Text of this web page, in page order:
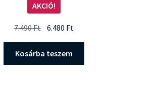
AKCIÓ!
7.490Ft Original
price
was:
7.490 Ft.
6.480 Ft
price
6.480 Ft.
Kosárba teszem